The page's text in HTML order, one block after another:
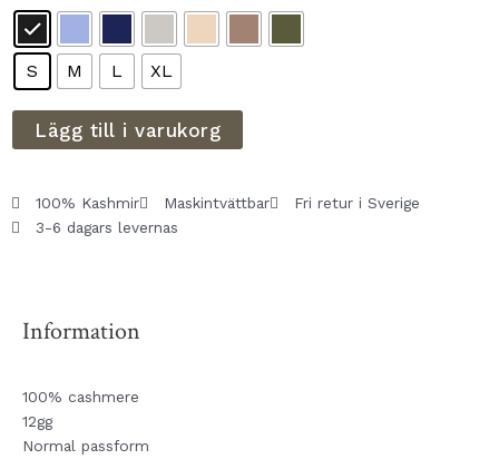
S M L XL
Lägg till i varukorg
100% Kashmir Maskintvättbar
Fri retur i Sverige
3-6 dagars levernas
Information
100% cashmere
12gg
Normal passform